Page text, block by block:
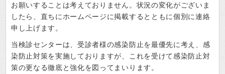
お願いすることは考えておりません。状況の変化がございま
したら、直ちにホームページに掲載するとともに個別に連絡
申し上げます。
当検診センターは、受診者様の感染防止を最優先に考え、感
染防止対策を実施しておりますが、これを受けて感染防止対
策の更なる徹底と強化を図ってまいります。